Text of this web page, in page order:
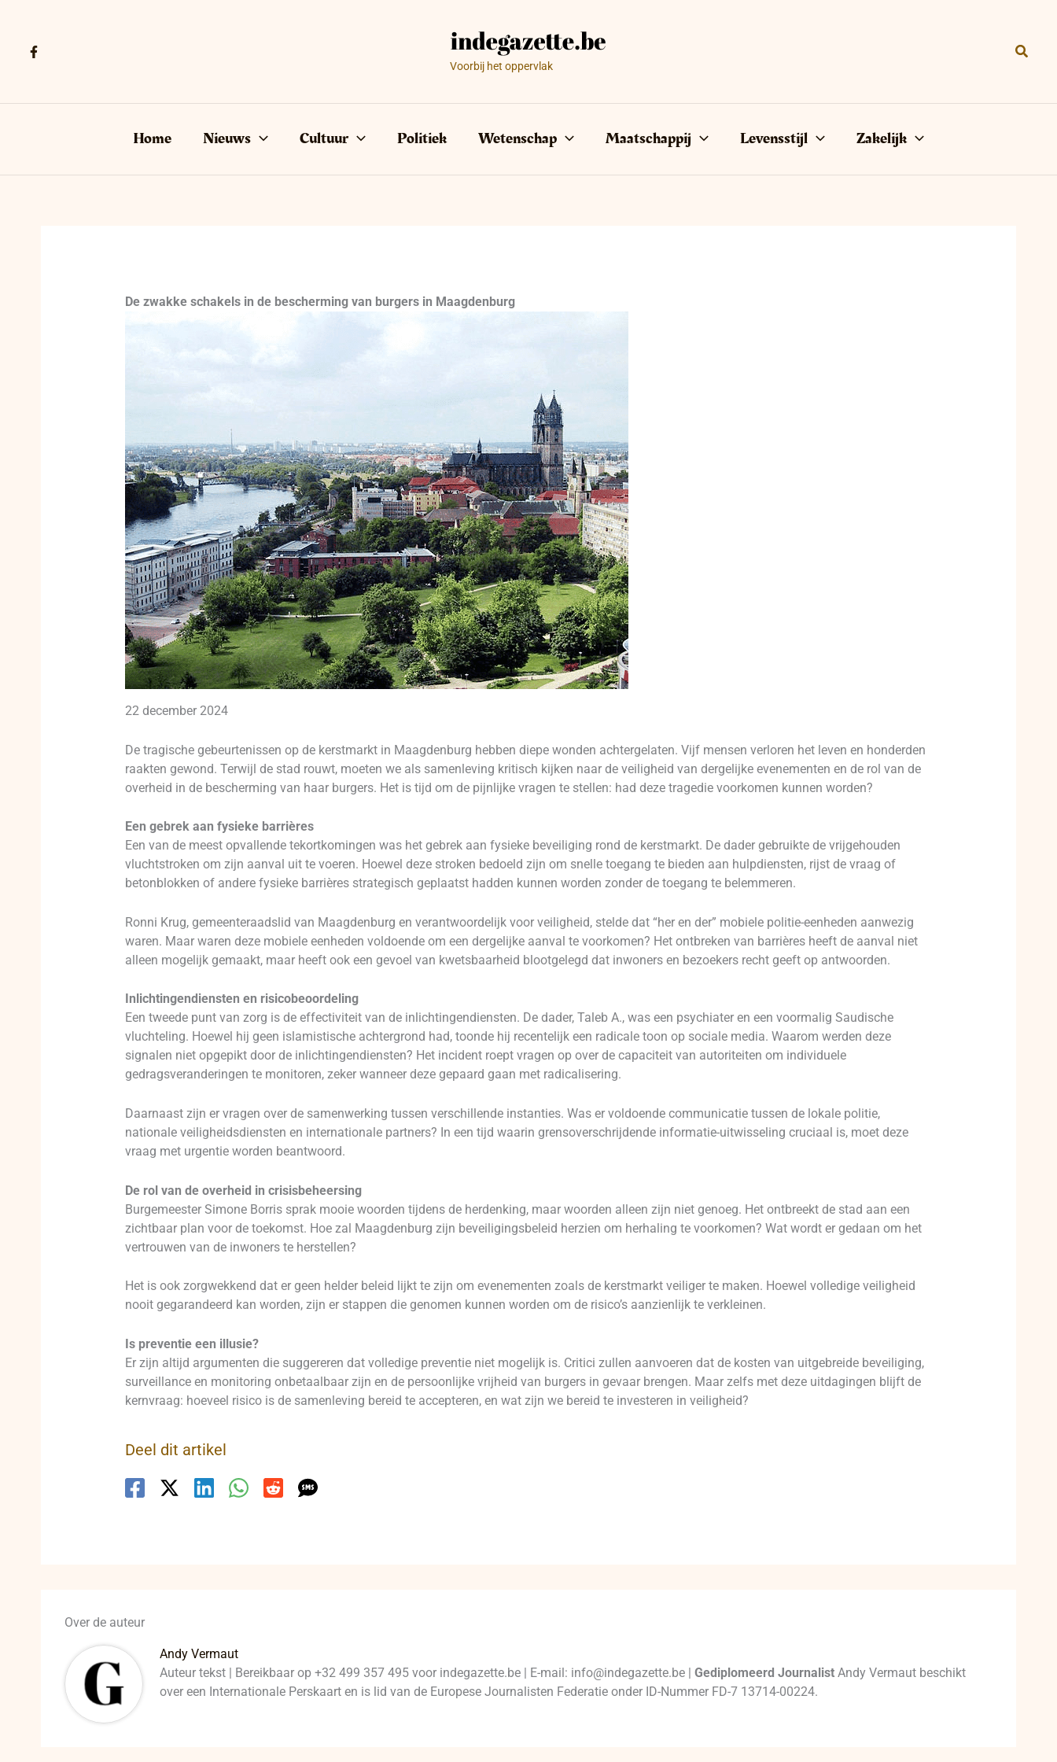
Voorbij het oppervlak
Home Nieuws Cultuur Politiek Wetenschap Maatschappij Levensstijl Zakelijk
De zwakke schakels in de bescherming van burgers in Maagdenburg
22 december 2024
De tragische gebeurtenissen op de kerstmarkt in Maagdenburg hebben diepe wonden achtergelaten. Vijf mensen verloren het leven en honderden
raakten gewond. Terwijl de stad rouwt, moeten we als samenleving kritisch kijken naar de veiligheid van dergelijke evenementen en de rol van de
overheid in de bescherming van haar burgers. Het is tijd om de pijnlijke vragen te stellen: had deze tragedie voorkomen kunnen worden?
Een gebrek aan fysieke barrières
Een van de meest opvallende tekortkomingen was het gebrek aan fysieke beveiliging rond de kerstmarkt. De dader gebruikte de vrijgehouden
vluchtstroken om zijn aanval uit te voeren. Hoewel deze stroken bedoeld zijn om snelle toegang te bieden aan hulpdiensten, rijst de vraag of
betonblokken of andere fysieke barrières strategisch geplaatst hadden kunnen worden zonder de toegang te belemmeren.
Ronni Krug, gemeenteraadslid van Maagdenburg en verantwoordelijk voor veiligheid, stelde dat “her en der” mobiele politie-eenheden aanwezig
waren. Maar waren deze mobiele eenheden voldoende om een dergelijke aanval te voorkomen? Het ontbreken van barrières heeft de aanval niet
alleen mogelijk gemaakt, maar heeft ook een gevoel van kwetsbaarheid blootgelegd dat inwoners en bezoekers recht geeft op antwoorden.
Inlichtingendiensten en risicobeoordeling
Een tweede punt van zorg is de effectiviteit van de inlichtingendiensten. De dader, Taleb A., was een psychiater en een voormalig Saudische
vluchteling. Hoewel hij geen islamistische achtergrond had, toonde hij recentelijk een radicale toon op sociale media. Waarom werden deze
signalen niet opgepikt door de inlichtingendiensten? Het incident roept vragen op over de capaciteit van autoriteiten om individuele
gedragsveranderingen te monitoren, zeker wanneer deze gepaard gaan met radicalisering.
Daarnaast zijn er vragen over de samenwerking tussen verschillende instanties. Was er voldoende communicatie tussen de lokale politie,
nationale veiligheidsdiensten en internationale partners? In een tijd waarin grensoverschrijdende informatie-uitwisseling cruciaal is, moet deze
vraag met urgentie worden beantwoord.
De rol van de overheid in crisisbeheersing
Burgemeester Simone Borris sprak mooie woorden tijdens de herdenking, maar woorden alleen zijn niet genoeg. Het ontbreekt de stad aan een
zichtbaar plan voor de toekomst. Hoe zal Maagdenburg zijn beveiligingsbeleid herzien om herhaling te voorkomen? Wat wordt er gedaan om het
vertrouwen van de inwoners te herstellen?
Het is ook zorgwekkend dat er geen helder beleid lijkt te zijn om evenementen zoals de kerstmarkt veiliger te maken. Hoewel volledige veiligheid
nooit gegarandeerd kan worden, zijn er stappen die genomen kunnen worden om de risico’s aanzienlijk te verkleinen.
Is preventie een illusie?
Er zijn altijd argumenten die suggereren dat volledige preventie niet mogelijk is. Critici zullen aanvoeren dat de kosten van uitgebreide beveiliging,
surveillance en monitoring onbetaalbaar zijn en de persoonlijke vrijheid van burgers in gevaar brengen. Maar zelfs met deze uitdagingen blijft de
kernvraag: hoeveel risico is de samenleving bereid te accepteren, en wat zijn we bereid te investeren in veiligheid?
Deel dit artikel
Over de auteur
Andy Vermaut
Auteur tekst | Bereikbaar op +32 499 357 495 voor indegazette.be | E-mail: info@indegazette.be |Gediplomeerd Journalist Andy Vermaut beschikt
over een Internationale Perskaart en is lid van de Europese Journalisten Federatie onder ID-Nummer FD-7 13714-00224.